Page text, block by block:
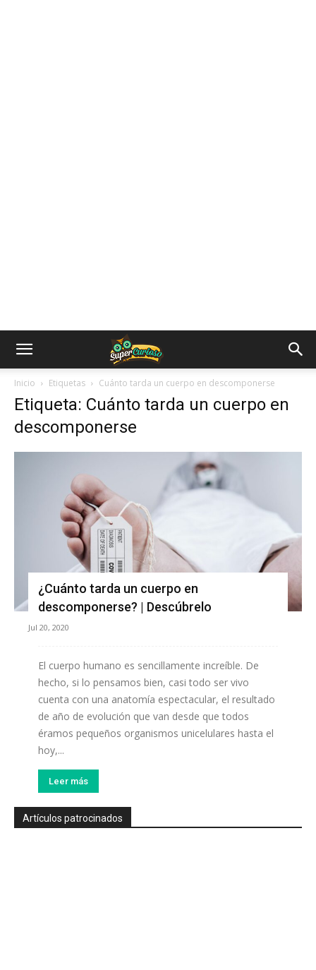
Inicio Etiquetas Cuánto tarda un cuerpo en descomponerse
Etiqueta: Cuánto tarda un cuerpo en
descomponerse
¿Cuánto tarda un cuerpo en
descomponerse? | Descúbrelo
Jul 20, 2020
El cuerpo humano es sencillamente increíble. De
hecho, si lo pensamos bien, casi todo ser vivo
cuenta con una anatomía espectacular, el resultado
de año de evolución que van desde que todos
éramos pequeños organismos unicelulares hasta el
hoy,...
Leer más
Artículos patrocinados